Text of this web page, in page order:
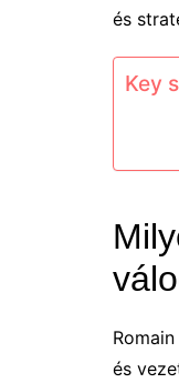
és
Key
és